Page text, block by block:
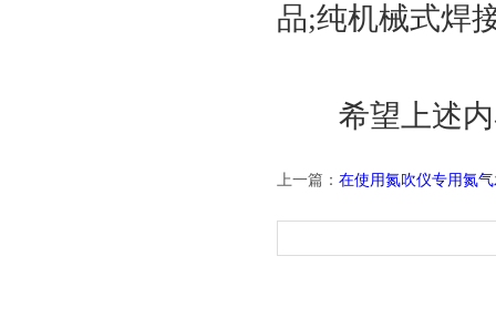
品;纯机械式焊
希望上述内
上一篇： 在使用氮吹仪专用氮